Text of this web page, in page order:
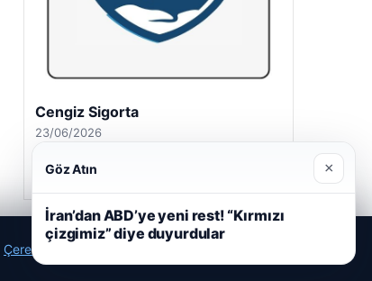
Cengiz Sigorta
23/06/2026
Çerez Politikamız
Göz Atın ×
İran’dan ABD’ye yeni rest! “Kırmızı
çizgimiz” diye duyurdular